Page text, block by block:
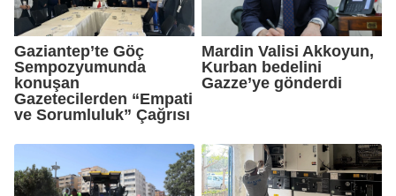
Gaziantep’te Göç
Sempozyumunda
konuşan
Gazetecilerden “Empati
ve Sorumluluk” Çağrısı
Mardin Valisi Akkoyun,
Kurban bedelini
Gazze’ye gönderdi